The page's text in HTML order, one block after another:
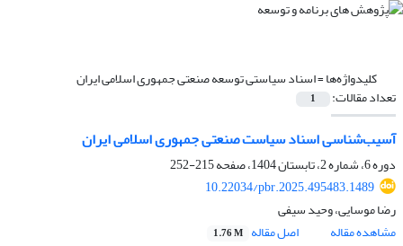
کلیدواژه‌ها =اسناد سیاستی توسعه صنعتی جمهوری اسلامی ایران
تعداد مقالات: 1
آسیب‌شناسی اسناد سیاست صنعتی جمهوری اسلامی ایران
دوره 6، شماره 2، تابستان 1404، صفحه
215-252
10.22034/pbr.2025.495483.1489
رضا موسایی، وحید سیفی
مشاهده مقاله
اصل مقاله 1.76 M